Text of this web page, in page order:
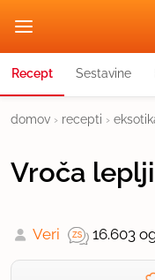
Recept Sestavine
domov › recepti ›
Vroča
Veri 16.603